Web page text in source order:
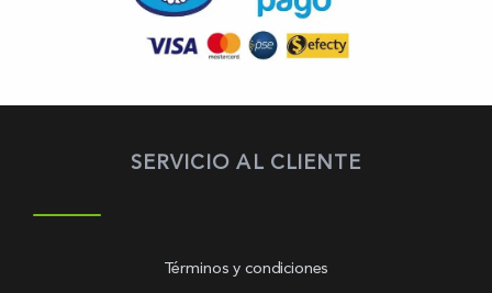
SERVICIO AL CLIENTE
Términos y condiciones